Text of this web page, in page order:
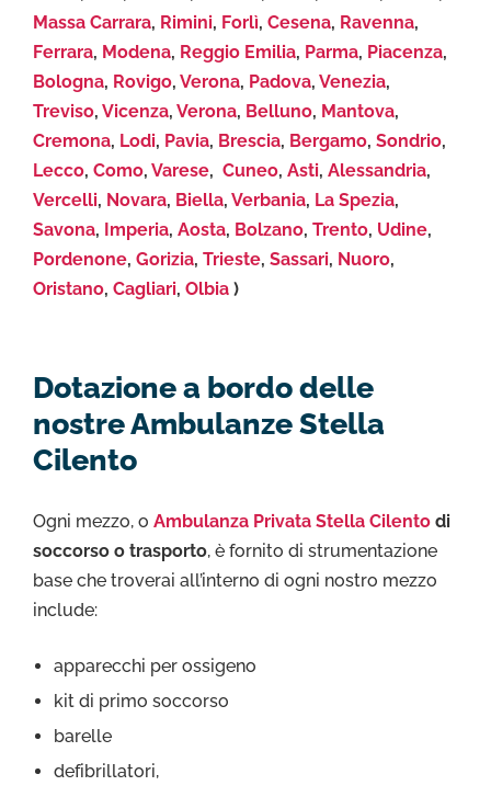
Massa Carrara, Rimini, Forlì, Cesena, Ravenna,
Ferrara, Modena, Reggio Emilia, Parma, Piacenza,
Bologna, Rovigo, Verona, Padova, Venezia,
Treviso, Vicenza, Verona, Belluno, Mantova,
Cremona, Lodi, Pavia, Brescia, Bergamo, Sondrio,
Lecco, Como, Varese, Cuneo, Asti, Alessandria,
Vercelli, Novara, Biella, Verbania, La Spezia,
Savona, Imperia, Aosta, Bolzano, Trento, Udine,
Pordenone, Gorizia, Trieste, Sassari, Nuoro,
Oristano, Cagliari, Olbia )
Dotazione a bordo delle
nostre Ambulanze Stella
Cilento
Ogni mezzo, o Ambulanza Privata Stella Cilento di
soccorso o trasporto, è fornito di strumentazione
base che troverai all’interno di ogni nostro mezzo
include:
apparecchi per ossigeno
kit di primo soccorso
barelle
defibrillatori,